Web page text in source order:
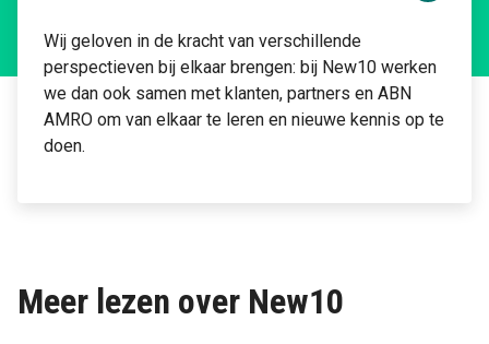
Wij geloven in de kracht van verschillende
perspectieven bij elkaar brengen: bij New10 werken
we dan ook samen met klanten, partners en ABN
AMRO om van elkaar te leren en nieuwe kennis op te
doen.
Meer lezen over New10